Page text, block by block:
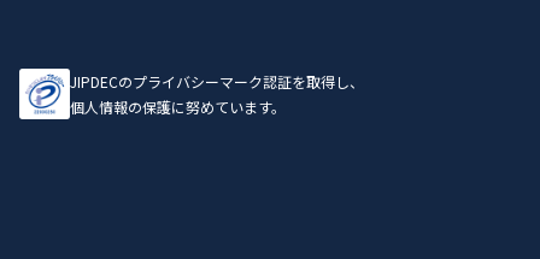
JIPDECのプライバシーマーク認証を取得し、
個人情報の保護に努めています。